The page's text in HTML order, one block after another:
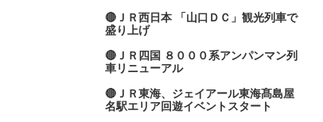
🔴ＪＲ西日本 「山口ＤＣ」観光列車で
盛り上げ
🔴ＪＲ四国 ８０００系アンパンマン列
車リニューアル
🔴ＪＲ東海、ジェイアール東海髙島屋
名駅エリア回遊イベントスタート